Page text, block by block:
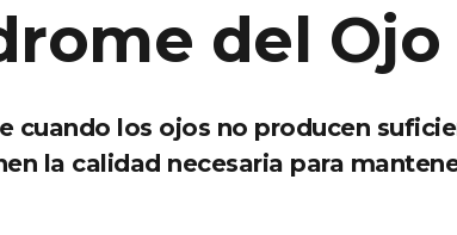
del Ojo
cuando los ojos no producen
la calidad necesaria para